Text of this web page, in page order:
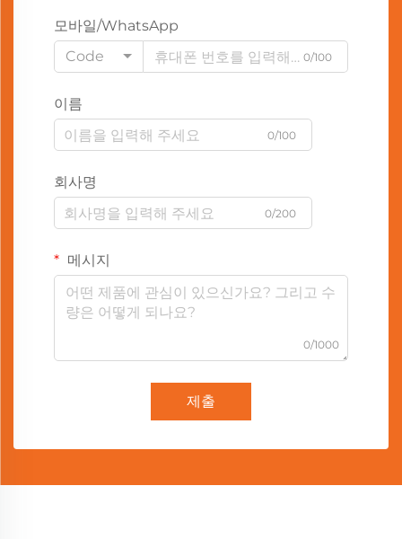
모바일/WhatsApp
Code
0/100
이름
0/100
회사명
0/200
메시지
0/1000
제출